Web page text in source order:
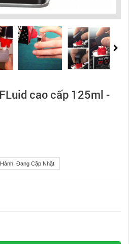
cao cấp 125ml -
Đang Cập Nhật